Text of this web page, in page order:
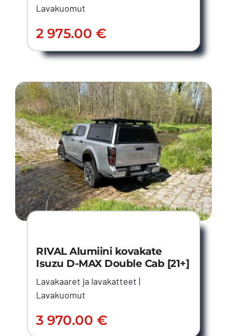
Lavakuomut
2 975.00€
RIVAL Alumiini kovakate
Isuzu D-MAX Double Cab [21+]
Lavakaaret ja lavakatteet |
Lavakuomut
3 970.00€